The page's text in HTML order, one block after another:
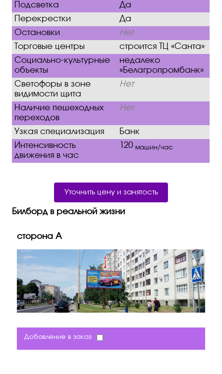
Подсветка
Да
Перекрестки
Да
Остановки
Нет
Торговые центры
строится ТЦ «Санта»
Социально-культурные
объекты
недалеко
«Белагропромбанк»
Светофоры в зоне
видимости щита
Нет
Наличие пешеходных
переходов
Нет
Узкая специализация
Банк
Интенсивность
движения в час
120машин/час
Уточнить цену и занятость
Билборд в реальной жизни
сторона A
Добавление в заказ